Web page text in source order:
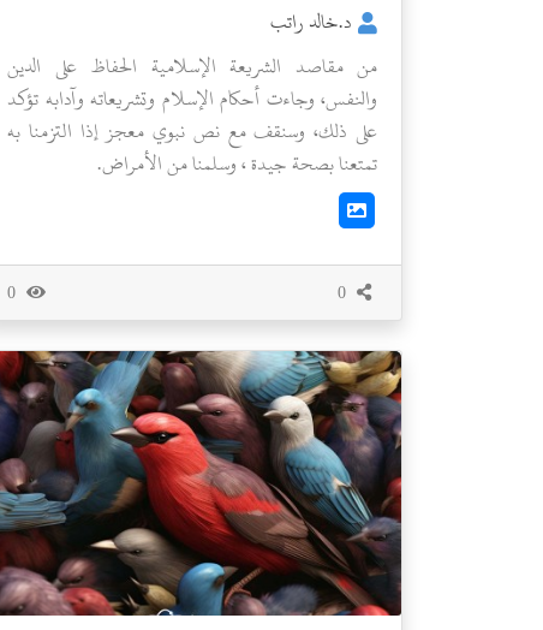
د.خالد راتب
من مقاصد الشريعة الإسلامية الحفاظ على الدين
والنفس، وجاءت أحكام الإسلام وتشريعاته وآدابه تؤكد
على ذلك، وسنقف مع نص نبوي معجز إذا التزمنا به
تمتعنا بصحة جيدة ، وسلمنا من الأمراض.